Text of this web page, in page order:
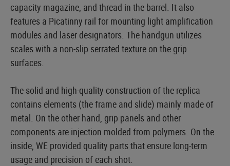
capacity magazine, and thread in the barrel. It also
features a Picatinny rail for mounting light amplification
modules and laser designators. The handgun utilizes
scales with a non-slip serrated texture on the grip
surfaces.
The solid and high-quality construction of the replica
contains elements (the frame and slide) mainly made of
metal. On the other hand, grip panels and other
components are injection molded from polymers. On the
inside, WE provided quality parts that ensure long-term
usage and precision of each shot.